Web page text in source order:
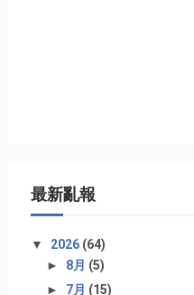
最新亂報
▼ 2026 (64)
► 8月 (5)
► 7月 (15)